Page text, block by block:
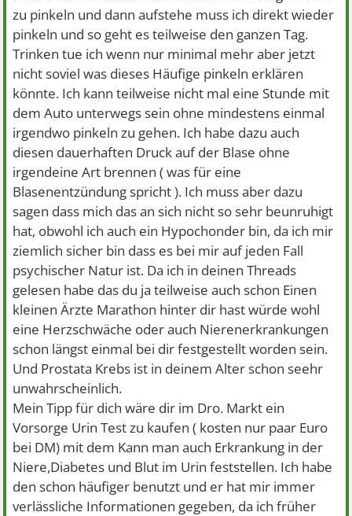
zu pinkeln und dann aufstehe muss ich direkt wieder
pinkeln und so geht es teilweise den ganzen Tag.
Trinken tue ich wenn nur minimal mehr aber jetzt
nicht soviel was dieses Häufige pinkeln erklären
könnte. Ich kann teilweise nicht mal eine Stunde mit
dem Auto unterwegs sein ohne mindestens einmal
irgendwo pinkeln zu gehen. Ich habe dazu auch
diesen dauerhaften Druck auf der Blase ohne
irgendeine Art brennen ( was für eine
Blasenentzündung spricht ). Ich muss aber dazu
sagen dass mich das an sich nicht so sehr beunruhigt
hat, obwohl ich auch ein Hypochonder bin, da ich mir
ziemlich sicher bin dass es bei mir auf jeden Fall
psychischer Natur ist. Da ich in deinen Threads
gelesen habe das du ja teilweise auch schon Einen
kleinen Ärzte Marathon hinter dir hast würde wohl
eine Herzschwäche oder auch Nierenerkrankungen
schon längst einmal bei dir festgestellt worden sein.
Und Prostata Krebs ist in deinem Alter schon seehr
unwahrscheinlich.
Mein Tipp für dich wäre dir im Dro. Markt ein
Vorsorge Urin Test zu kaufen ( kosten nur paar Euro
bei DM) mit dem Kann man auch Erkrankung in der
Niere,Diabetes und Blut im Urin feststellen. Ich habe
den schon häufiger benutzt und er hat mir immer
verlässliche Informationen gegeben, da ich früher